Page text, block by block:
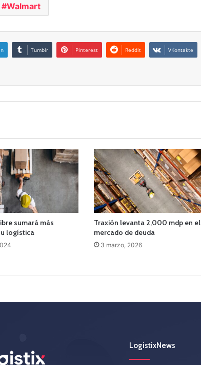
Walmart
Tumblr Pinterest Reddit VKontakte
sumará más
logística
Traxión levanta 2,000 mdp en el
mercado de deuda
3 marzo, 2026
LogistixNews